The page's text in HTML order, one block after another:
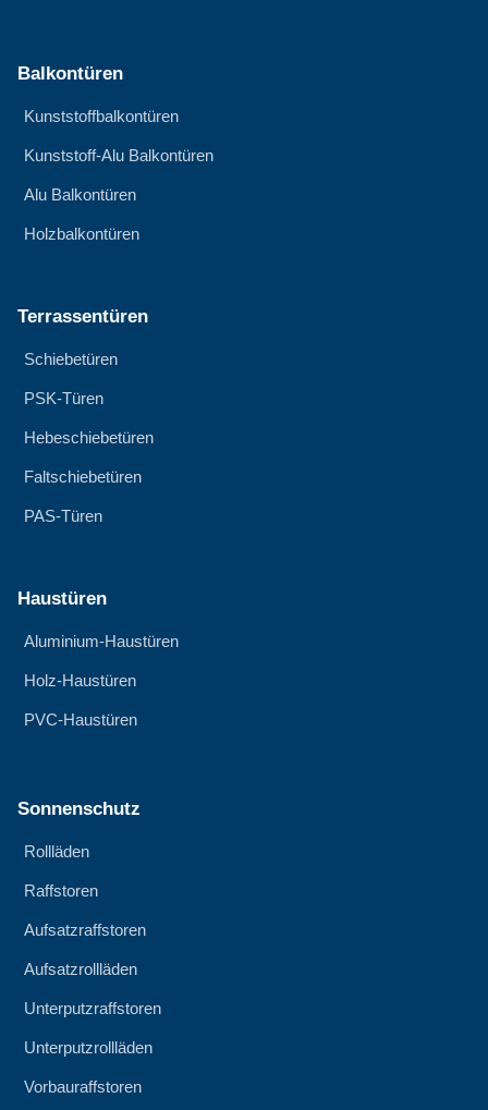
Balkontüren
Kunststoffbalkontüren
Kunststoff-Alu Balkontüren
Alu Balkontüren
Holzbalkontüren
Terrassentüren
Schiebetüren
PSK-Türen
Hebeschiebetüren
Faltschiebetüren
PAS-Türen
Haustüren
Aluminium-Haustüren
Holz-Haustüren
PVC-Haustüren
Sonnenschutz
Rollläden
Raffstoren
Aufsatzraffstoren
Aufsatzrollläden
Unterputzraffstoren
Unterputzrollläden
Vorbauraffstoren